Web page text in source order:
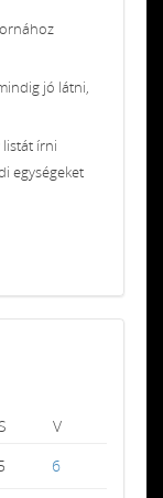
jó látni,
listát írni
egységeket
S
V
6